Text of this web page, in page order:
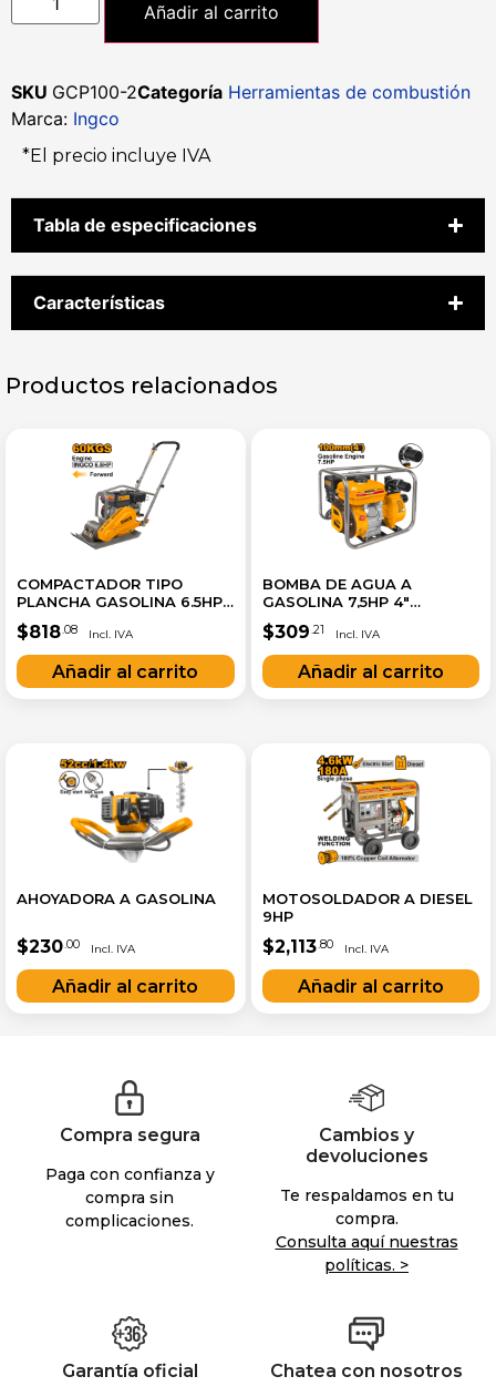
Añadir al carrito
SKU GCP100-2Categoría Herramientas de combustión
Marca: Ingco
*El precio incluye IVA
Tabla de especificaciones
Características
Productos relacionados
COMPACTADOR TIPO
PLANCHA GASOLINA 6.5HP
60KGS
$818.08
BOMBA DE AGUA A
GASOLINA 7,5HP 4″
1500L/MIN
$309.21
AHOYADORA A GASOLINA
$230.00
MOTOSOLDADOR A DIESEL
9HP
$2,113.80
Compra segura
Paga con confianza y
compra sin
complicaciones.
Cambios y
devoluciones
Te respaldamos en tu
compra.
Consulta aquí nuestras
políticas. >
Garantía oficial Chatea con nosotros